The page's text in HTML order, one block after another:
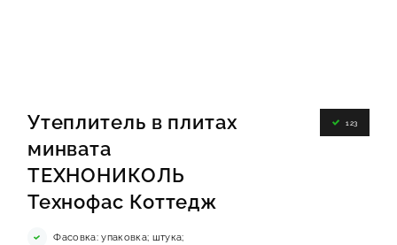
123
Утеплитель в плитах
минвата
ТЕХНОНИКОЛЬ
Технофас Коттедж
Фасовка: упаковка; штука;